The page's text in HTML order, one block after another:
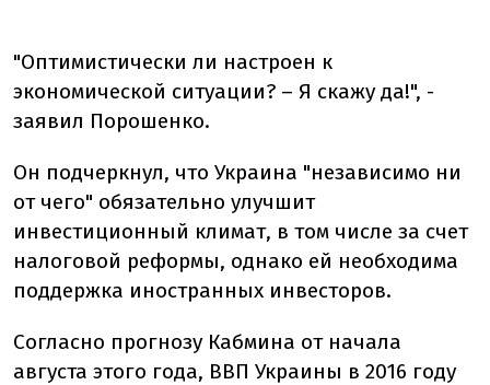
"Оптимистически ли настроен к
экономической ситуации? – Я скажу да!", -
заявил Порошенко.
Он подчеркнул, что Украина "независимо ни
от чего" обязательно улучшит
инвестиционный климат, в том числе за счет
налоговой реформы, однако ей необходима
поддержка иностранных инвесторов.
Согласно прогнозу Кабмина от начала
августа этого года, ВВП Украины в 2016 году